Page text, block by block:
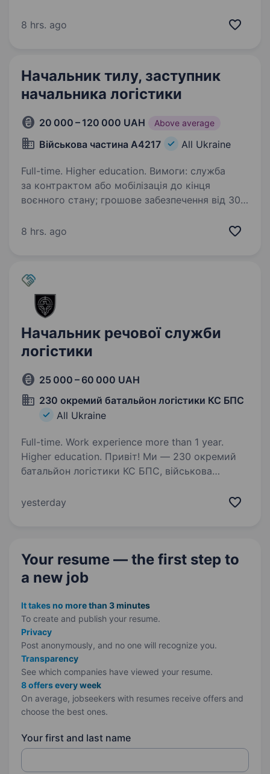
вміння роботи з ПК в основних офісних
8 hrs. ago
Начальник тилу, заступник
начальника логістики
20 000 – 120 000 UAH Above average
Військова частина А4217 All Ukraine
Full-time. Higher education. Вимоги: служба
за контрактом або мобілізація до кінця
воєнного стану; грошове забезпечення від 30
служби та зони виконання завдань; повне
8 hrs. ago
Начальник речової служби
логістики
25 000 – 60 000 UAH
230 окремий батальйон логістики КС БПС
All Ukraine
Full-time. Work experience more than 1 year.
Higher education. Привіт! Ми — 230 окремий
батальйон логістики КС БПС, військова
речової служби логістики, який готовий
yesterday
Your resume — the first step to
a new job
It takes no more than 3 minutes
To create and publish your resume.
Privacy
Post anonymously, and no one will recognize you.
Transparency
See which companies have viewed your resume.
8 offers every week
On average, jobseekers with resumes receive offers and
choose the best ones.
Your first and last name